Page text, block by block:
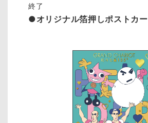
終了
●オリジナル箔押しポストカ